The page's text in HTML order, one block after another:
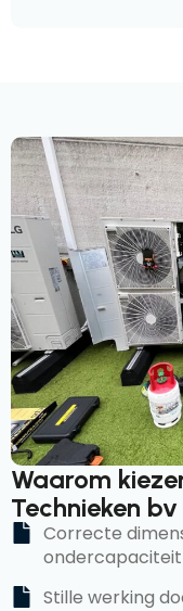
Waarom
Technieken
Correcte
ondercapaciteit
Stille werking